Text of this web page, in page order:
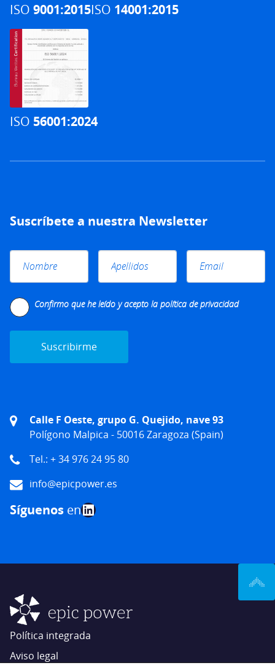
ISO 9001:2015ISO 14001:2015
ISO 56001:2024
Suscríbete a nuestra Newsletter
Confirmo que he leído y acepto la política de privacidad
Calle F Oeste, grupo G. Quejido, nave 93
Polígono Malpica - 50016 Zaragoza (Spain)
Tel.: + 34 976 24 95 80
info@epicpower.es
Síguenos enLinkedIn
Política integrada
Aviso legal